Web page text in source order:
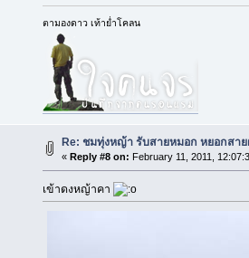
ตามองดาว เท้าย่ำโคลน
Re: ชมทุ่งหญ้า รับสายหมอก หยอกสาย
« Reply #8 on: February 11, 2011,
เข้าดงหญ้าคา